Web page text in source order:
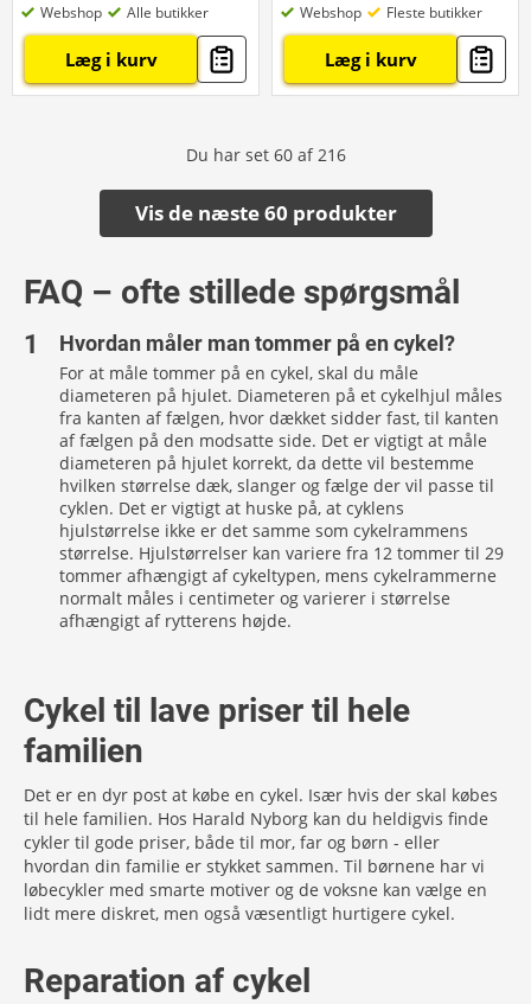
Webshop Alle butikker
Læg i kurv
Webshop Fleste butikker
Læg i kurv
Du har set 60 af 216
Vis de næste 60 produkter
FAQ – ofte stillede spørgsmål
Hvordan måler man tommer på en cykel?
For at måle tommer på en cykel, skal du måle
diameteren på hjulet. Diameteren på et cykelhjul måles
fra kanten af fælgen, hvor dækket sidder fast, til kanten
af fælgen på den modsatte side. Det er vigtigt at måle
diameteren på hjulet korrekt, da dette vil bestemme
hvilken størrelse dæk, slanger og fælge der vil passe til
cyklen. Det er vigtigt at huske på, at cyklens
hjulstørrelse ikke er det samme som cykelrammens
størrelse. Hjulstørrelser kan variere fra 12 tommer til 29
tommer afhængigt af cykeltypen, mens cykelrammerne
normalt måles i centimeter og varierer i størrelse
afhængigt af rytterens højde.
Cykel til lave priser til hele
familien
Det er en dyr post at købe en cykel. Især hvis der skal købes
til hele familien. Hos Harald Nyborg kan du heldigvis finde
cykler til gode priser, både til mor, far og børn - eller
hvordan din familie er stykket sammen. Til børnene har vi
løbecykler med smarte motiver og de voksne kan vælge en
lidt mere diskret, men også væsentligt hurtigere cykel.
Reparation af cykel